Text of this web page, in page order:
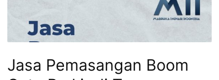
Jasa Pemasangan Boom